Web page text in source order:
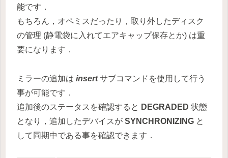
能です．
もちろん，オペミスだったり，取り外したディスク
の管理 (静電袋に入れてエアキャップ保存とか) は重
要になります．
ミラーの追加は insertサブコマンドを使用して行う
事が可能です．
追加後のステータスを確認すると DEGRADED 状態
となり，追加したデバイスが SYNCHRONIZING と
して同期中である事を確認できます．